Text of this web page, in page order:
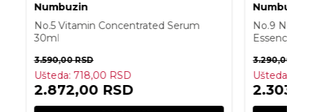
Numbuzin
No.5 Vitamin Concentrated Serum
30ml
3.590,00RSD
Ušteda: 718,00 RSD
2.872,00 RSD
Numbuzin
No.9
Essence
3.290,00
Ušteda: